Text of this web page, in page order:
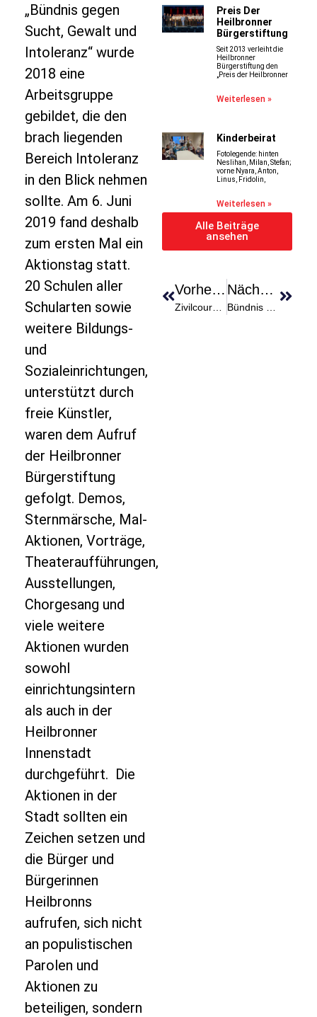
„Bündnis gegen
Sucht, Gewalt und
Intoleranz“ wurde
2018 eine
Arbeitsgruppe
gebildet, die den
brach liegenden
Bereich Intoleranz
in den Blick nehmen
sollte. Am 6. Juni
2019 fand deshalb
zum ersten Mal ein
Aktionstag statt.
20 Schulen aller
Schularten sowie
weitere Bildungs-
und
Sozialeinrichtungen,
unterstützt durch
freie Künstler,
waren dem Aufruf
der Heilbronner
Bürgerstiftung
gefolgt. Demos,
Sternmärsche, Mal-
Aktionen, Vorträge,
Theateraufführungen,
Ausstellungen,
Chorgesang und
viele weitere
Aktionen wurden
sowohl
einrichtungsintern
als auch in der
Heilbronner
Innenstadt
durchgeführt. Die
Aktionen in der
Stadt sollten ein
Zeichen setzen und
die Bürger und
Bürgerinnen
Heilbronns
aufrufen, sich nicht
an populistischen
Parolen und
Aktionen zu
beteiligen, sondern
Preis Der
Heilbronner
Bürgerstiftung
Seit 2013 verleiht die
Heilbronner
Bürgerstiftung den
„Preis der Heilbronner
Weiterlesen »
Kinderbeirat
Fotolegende: hinten
Neslihan, Milan, Stefan;
vorne Nyara, Anton,
Linus, Fridolin,
Weiterlesen »
Alle Beiträge
ansehen
Vorheriger
Zivilcouragepreis
Nächster